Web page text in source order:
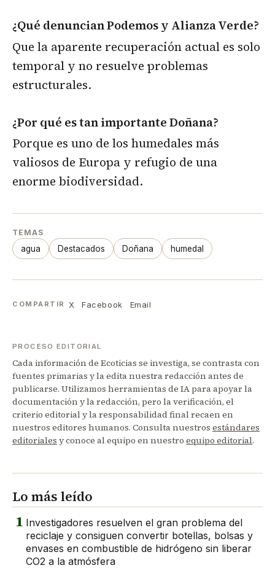
¿Qué denuncian Podemos y Alianza Verde?
Que la aparente recuperación actual es solo
temporal y no resuelve problemas
estructurales.
¿Por qué es tan importante Doñana?
Porque es uno de los humedales más
valiosos de Europa y refugio de una
enorme biodiversidad.
TEMAS
agua Destacados Doñana humedal
COMPARTIR X Facebook Email
PROCESO EDITORIAL
Cada información de Ecoticias se investiga, se contrasta con
fuentes primarias y la edita nuestra redacción antes de
publicarse. Utilizamos herramientas de IA para apoyar la
documentación y la redacción, pero la verificación, el
criterio editorial y la responsabilidad final recaen en
nuestros editores humanos. Consulta nuestros estándares
editoriales y conoce al equipo en nuestro equipo editorial.
Lo más leído
1 Investigadores resuelven el gran problema del
reciclaje y consiguen convertir botellas, bolsas y
envases en combustible de hidrógeno sin liberar
CO2 a la atmósfera